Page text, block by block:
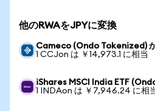
他のRWAをJPYに変換
Cameco (Ondo Tokenized)
1 CCJon は ￥14,973.1 に相当
iShares MSCI India ETF
1 INDAon は ￥7,946.24 に相